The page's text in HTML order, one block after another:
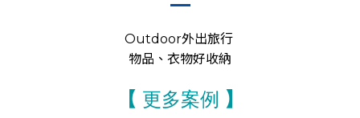
Outdoor外出旅行
物品、衣物好收納
【 更多案例 】